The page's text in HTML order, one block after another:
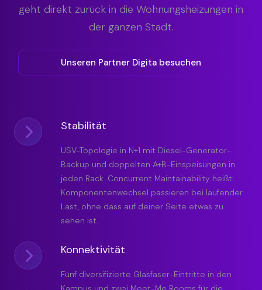
geht direkt zurück in die Wohnungsheizungen in
der ganzen Stadt.
Unseren Partner Digita besuchen
Stabilität
USV-Topologie in N+1 mit Diesel-Generator-
Backup und doppelten A+B-Einspeisungen in
jeden Rack. Concurrent Maintainability heißt:
Komponentenwechsel passieren bei laufender
Last, ohne dass auf deiner Seite etwas zu
sehen ist.
Konnektivität
Fünf diversifizierte Glasfaser-Eintritte in den